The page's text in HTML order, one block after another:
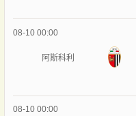
08-10 00:00
阿斯科利
08-10 00:00